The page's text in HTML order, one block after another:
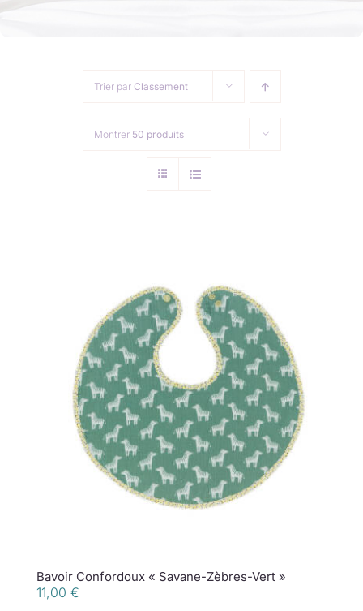
Trier par Classement
Montrer 50 produits
Bavoir Confordoux « Savane-Zèbres-Vert »
11,00 €